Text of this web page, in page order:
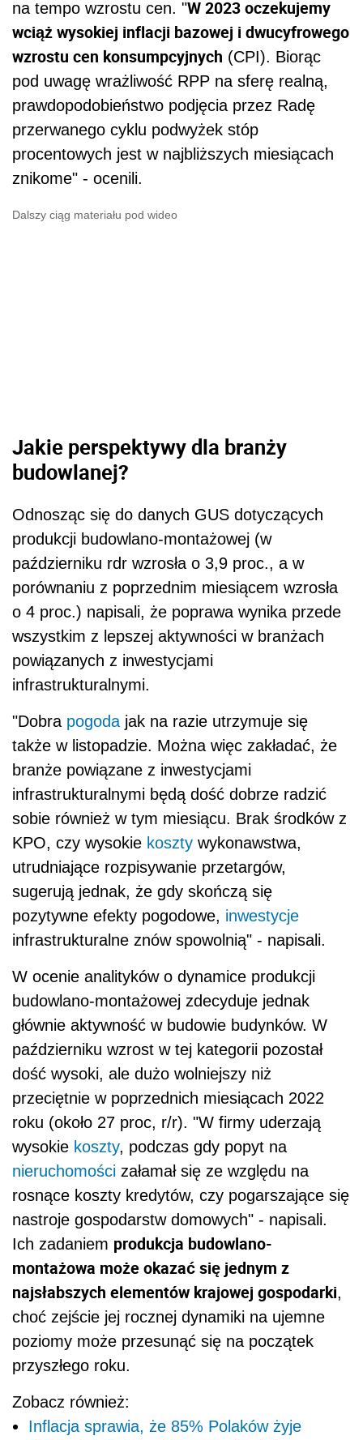
na tempo wzrostu cen. "W 2023 oczekujemy
wciąż wysokiej inflacji bazowej i dwucyfrowego
wzrostu cen konsumpcyjnych (CPI). Biorąc
pod uwagę wrażliwość RPP na sferę realną,
prawdopodobieństwo podjęcia przez Radę
przerwanego cyklu podwyżek stóp
procentowych jest w najbliższych miesiącach
znikome" - ocenili.
Dalszy ciąg materiału pod wideo
Jakie perspektywy dla branży
budowlanej?
Odnosząc się do danych GUS dotyczących
produkcji budowlano-montażowej (w
październiku rdr wzrosła o 3,9 proc., a w
porównaniu z poprzednim miesiącem wzrosła
o 4 proc.) napisali, że poprawa wynika przede
wszystkim z lepszej aktywności w branżach
powiązanych z inwestycjami
infrastrukturalnymi.
"Dobra pogoda jak na razie utrzymuje się
także w listopadzie. Można więc zakładać, że
branże powiązane z inwestycjami
infrastrukturalnymi będą dość dobrze radzić
sobie również w tym miesiącu. Brak środków z
KPO, czy wysokie koszty wykonawstwa,
utrudniające rozpisywanie przetargów,
sugerują jednak, że gdy skończą się
pozytywne efekty pogodowe, inwestycje
infrastrukturalne znów spowolnią" - napisali.
W ocenie analityków o dynamice produkcji
budowlano-montażowej zdecyduje jednak
głównie aktywność w budowie budynków. W
październiku wzrost w tej kategorii pozostał
dość wysoki, ale dużo wolniejszy niż
przeciętnie w poprzednich miesiącach 2022
roku (około 27 proc, r/r). "W firmy uderzają
wysokie koszty, podczas gdy popyt na
nieruchomości załamał się ze względu na
rosnące koszty kredytów, czy pogarszające się
nastroje gospodarstw domowych" - napisali.
Ich zadaniem produkcja budowlano-
montażowa może okazać się jednym z
najsłabszych elementów krajowej gospodarki,
choć zejście jej rocznej dynamiki na ujemne
poziomy może przesunąć się na początek
przyszłego roku.
Zobacz również:
Inflacja sprawia, że 85% Polaków żyje